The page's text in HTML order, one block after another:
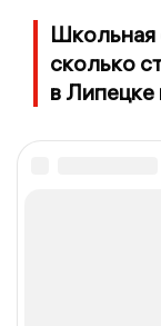
Школьная
сколько
в Липецке